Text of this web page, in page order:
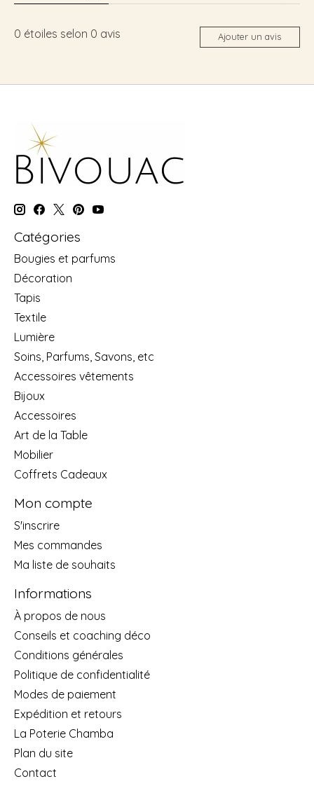
0 étoiles selon 0 avis Ajouter un avis
Catégories
Bougies et parfums
Décoration
Tapis
Textile
Lumière
Soins, Parfums, Savons, etc
Accessoires vêtements
Bijoux
Accessoires
Art de la Table
Mobilier
Coffrets Cadeaux
Mon compte
S'inscrire
Mes commandes
Ma liste de souhaits
Informations
À propos de nous
Conseils et coaching déco
Conditions générales
Politique de confidentialité
Modes de paiement
Expédition et retours
La Poterie Chamba
Plan du site
Contact